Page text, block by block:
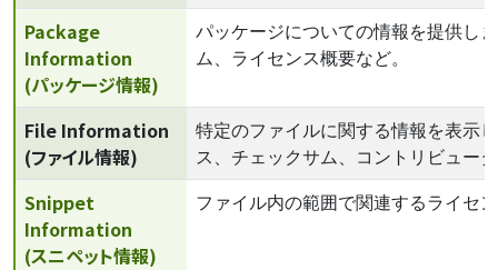
Package
Information
(パッケージ情報)
パッケージについての情報を提供し
ム、ライセンス概要など。
File Information
(ファイル情報)
特定のファイルに関する情報を表示
ス、チェックサム、コントリビュー
Snippet
Information
(スニペット情報)
ファイル内の範囲で関連するライセ